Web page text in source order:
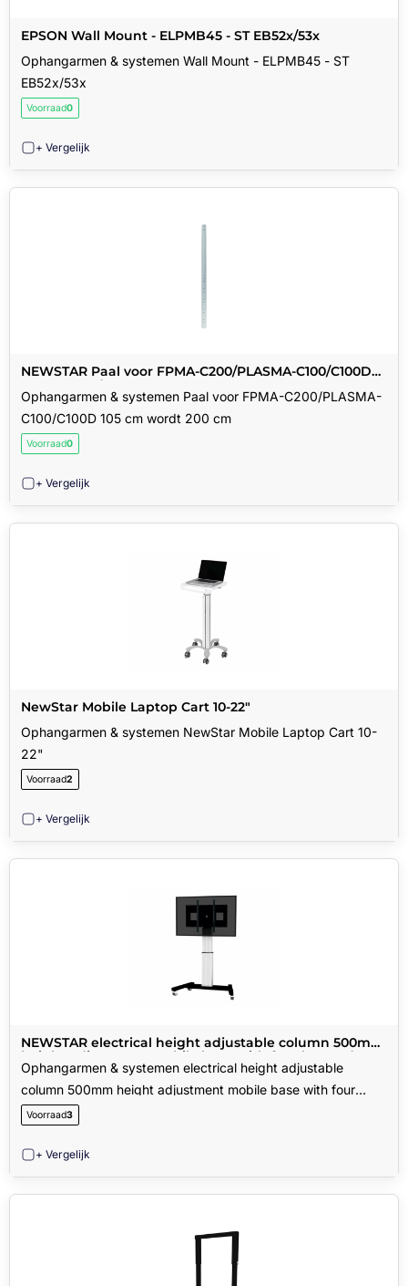
EPSON Wall Mount - ELPMB45 - ST EB52x/53x
Ophangarmen & systemen Wall Mount - ELPMB45 - ST
EB52x/53x
Voorraad0
+ Vergelijk
NEWSTAR Paal voor FPMA-C200/PLASMA-C100/C100D
105 cm wordt 200 cm
Ophangarmen & systemen Paal voor FPMA-C200/PLASMA-
C100/C100D 105 cm wordt 200 cm
Voorraad0
+ Vergelijk
NewStar Mobile Laptop Cart 10-22"
Ophangarmen & systemen NewStar Mobile Laptop Cart 10-
22"
Voorraad2
+ Vergelijk
NEWSTAR electrical height adjustable column 500mm
height adjustment mobile base with four heavy duty
casters
Ophangarmen & systemen electrical height adjustable
column 500mm height adjustment mobile base with four
heavy duty casters
Voorraad3
+ Vergelijk